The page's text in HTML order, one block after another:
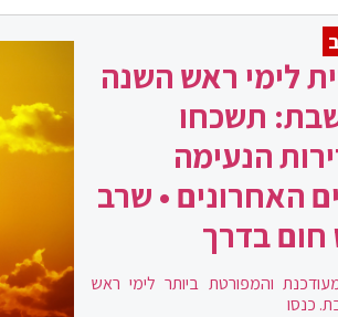
לימי ראש השנה
תשכחו
הנעימה
האחרונים • שרב
חום בדרך
והמפורטת ביותר לימי ראש
כנסו